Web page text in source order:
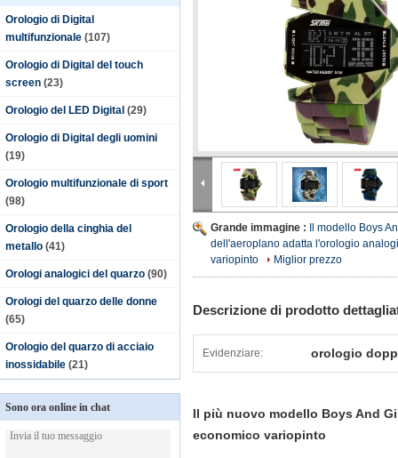
Orologio di Digital
multifunzionale (107)
Orologio di Digital del touch
screen (23)
Orologio del LED Digital (29)
Orologio di Digital degli uomini
(19)
Orologio multifunzionale di sport
(98)
Orologio della cinghia del
metallo (41)
Orologi analogici del quarzo (90)
Orologi del quarzo delle donne
(65)
Orologio del quarzo di acciaio
inossidabile (21)
Sono ora online in chat
Grande immagine :
Il modello Boys
dell'aeroplano adatta l'orologio
variopinto
Miglior prezzo
Descrizione di prodotto
Evidenziare: orologio
Il più nuovo modello Boys And
economico variopinto